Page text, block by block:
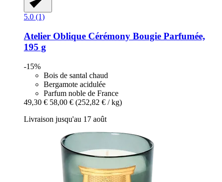
5.0 (1)
Atelier Oblique Cérémony Bougie Parfumée,
195 g
-15%
Bois de santal chaud
Bergamote acidulée
Parfum noble de France
49,30 € 58,00 € (252,82 € / kg)
Livraison jusqu'au 17 août